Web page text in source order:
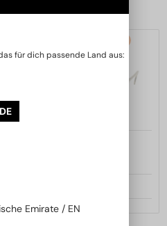
für dich passende Land aus:
Emirate / EN